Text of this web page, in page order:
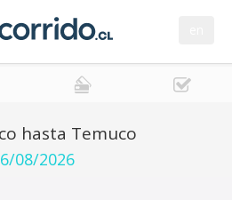
hasta Temuco
08/2026